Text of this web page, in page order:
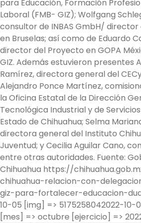
para Educación, Formación
Laboral (FMB- GIZ); Wolfgang
consultor de INBAS GmbH/ director
en Bruselas; así como de Eduardo
director del Proyecto en GOPA
GIZ. Además estuvieron presentes
Ramírez, directora general del
Alejandro Ponce Martínez,
la Oficina Estatal de la Dirección
Tecnológica Industrial y de
Estado de Chihuahua; Selma
directora general del Instituto
Juventud; y Cecilia Aguilar Cano,
entre otras autoridades. Fuente:
Chihuahua https://
chihuahua-relacion-con-
giz-para-fortalecer-educacion-
10-05 [img] => 5175258042022-10-
[mes] => octubre [ejercicio] =>